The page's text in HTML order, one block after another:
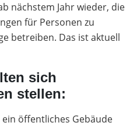
nächstem Jahr wieder, die
für Personen zu
betreiben. Das ist aktuell
sich
stellen:
öffentliches Gebäude